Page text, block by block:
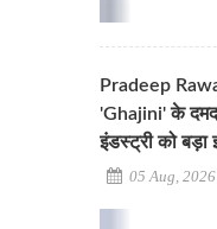
Pradeep
'Ghajini' के
इंडस्ट्री को बड़ा
05 Aug,